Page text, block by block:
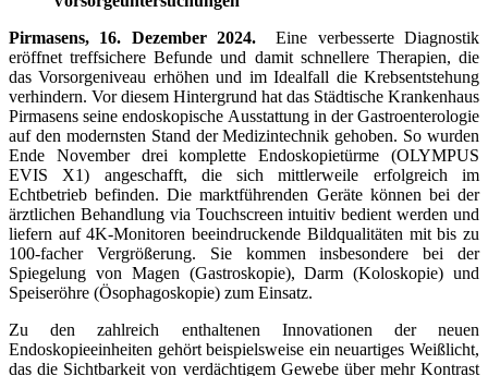
Pirmasens, 16. Dezember 2024.Eine verbesserte Diagnostik
eröffnet treffsichere Befunde und damit schnellere Therapien, die
das Vorsorgeniveau erhöhen und im Idealfall die Krebsentstehung
verhindern. Vor diesem Hinter­grund hat das Städtische Krankenhaus
Pirmasens seine endoskopische Ausstattung in der Gastroenterologie
auf den modernsten Stand der Medizin­technik gehoben. So wurden
Ende November drei komplette Endoskopietürme (OLYMPUS
EVIS X1) angeschafft, die sich mittlerweile erfolgreich im
Echtbetrieb befinden. Die marktführenden Geräte können bei der
ärztlichen Behandlung via Touchscreen intuitiv bedient werden und
liefern auf 4K-Monitoren beeindrucken­de Bildqualitäten mit bis zu
100-facher Vergrößerung. Sie kommen insbesondere bei der
Spiegelung von Magen (Gastroskopie), Darm (Koloskopie) und
Speise­röhre (Ösophagoskopie) zum Einsatz.
Zu den zahlreich enthaltenen Innovationen der neuen
Endoskopieeinheiten gehört beispielsweise ein neuartiges Weißlicht,
das die Sichtbarkeit von verdächtigem Gewebe über mehr Kontrast